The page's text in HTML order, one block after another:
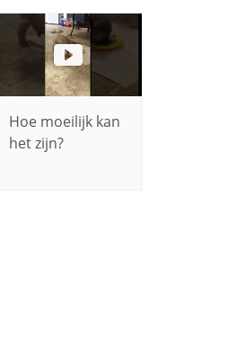
Hoe moeilijk kan
het zijn?